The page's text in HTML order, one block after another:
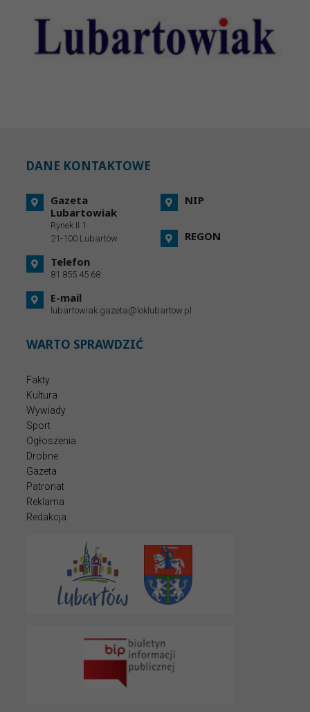
DANE KONTAKTOWE
Gazeta
Lubartowiak
Rynek II 1
21-100 Lubartów
Telefon
81 855 45 68
E-mail
lubartowiak.gazeta@loklubartow.pl
NIP
REGON
WARTO SPRAWDZIĆ
Fakty
Kultura
Wywiady
Sport
Ogłoszenia
Drobne
Gazeta
Patronat
Reklama
Redakcja